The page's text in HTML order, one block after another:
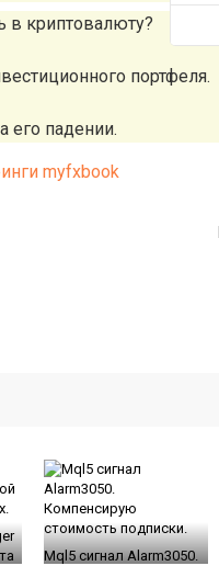
в криптовалюту?
портфеля.
его падении.
myfxbook
Mql5 сигнал Alarm3050.